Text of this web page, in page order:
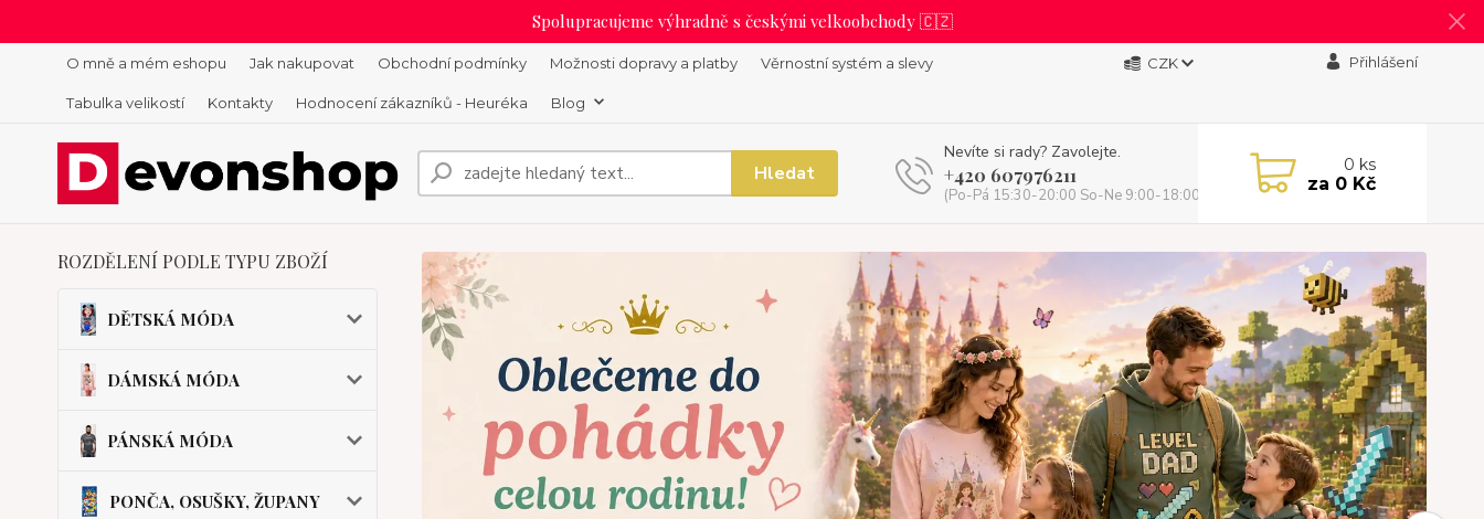
Spolupracujeme výhradně s českými velkoobchody 🇨🇿
O mně a mém eshopu Jak nakupovat Obchodní podmínky Možnosti dopravy a platby Věrnostní systém a slevy
Tabulka velikostí Kontakty Hodnocení zákazníků - Heuréka Blog
CZK Přihlášení
Hledat
Nevíte si rady? Zavolejte.
+420 607976211
(Po-Pá 15:30-20:00 So-Ne 9:00-18:00)
0 ks
za 0 Kč
ROZDĚLENÍ PODLE TYPU ZBOŽÍ
DĚTSKÁ MÓDA
DÁMSKÁ MÓDA
PÁNSKÁ MÓDA
PONČA, OSUŠKY, ŽUPANY